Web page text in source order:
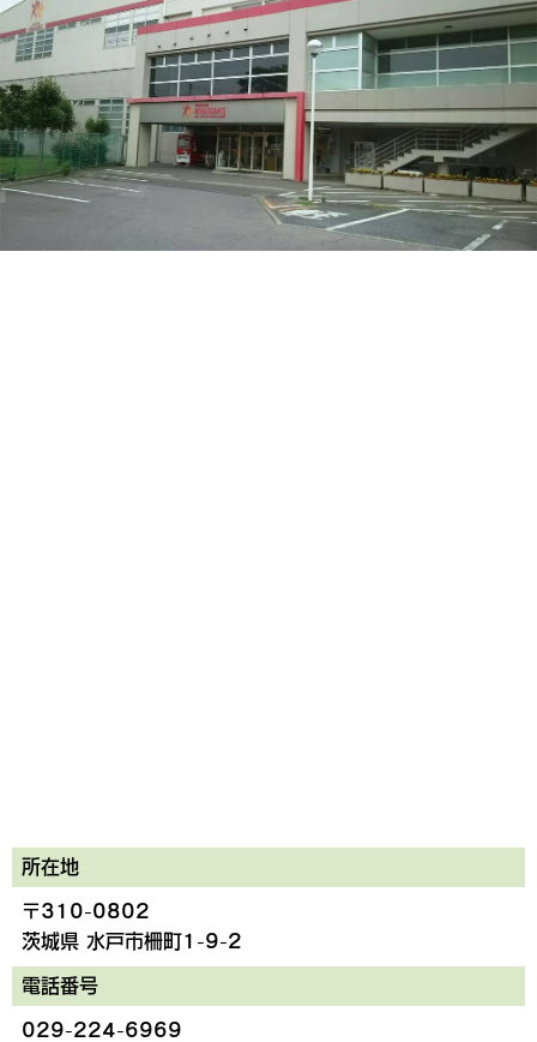
所在地
〒310-0802
茨城県 水戸市柵町1-9-2
電話番号
029-224-6969